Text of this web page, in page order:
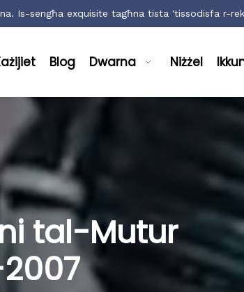
Is-sengħa exquisite tagħna tista 'tissodisfa r-
Blog Dwarna Niżżel
tal-Mutur